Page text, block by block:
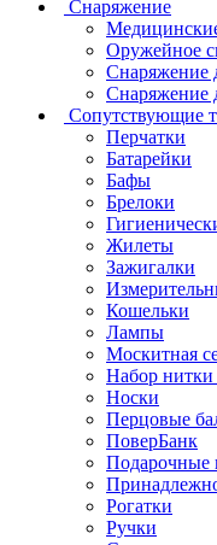
Снаряжение
Оружейное
Снаряжение
Снаряжение
Сопутствующие
Перчатки
Батарейки
Бафы
Брелоки
Жилеты
Зажигалки
Кошельки
Лампы
Москитная
Набор нитки
Носки
Перцовые
ПоверБанк
Подарочные
Рогатки
Ручки